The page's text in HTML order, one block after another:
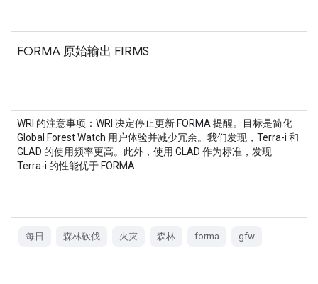
FORMA 原始输出 FIRMS
WRI 的注意事项：WRI 决定停止更新 FORMA 提醒。目标是简化
Global Forest Watch 用户体验并减少冗余。我们发现，Terra-i 和
GLAD 的使用频率更高。此外，使用 GLAD 作为标准，发现
Terra-i 的性能优于 FORMA…
每日 森林砍伐 火灾 森林 forma gfw